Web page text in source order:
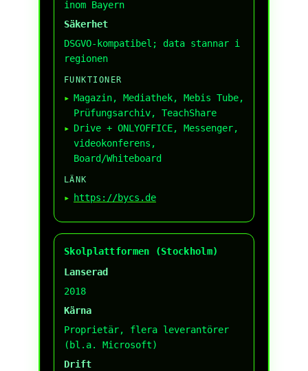
inom Bayern
Säkerhet
DSGVO-kompatibel; data stannar i
regionen
FUNKTIONER
Magazin, Mediathek, Mebis Tube,
Prüfungsarchiv, TeachShare
Drive + ONLYOFFICE, Messenger,
videokonferens,
Board/Whiteboard
LÄNK
https://bycs.de
Skolplattformen (Stockholm)
Lanserad
2018
Kärna
Proprietär, flera leverantörer
(bl.a. Microsoft)
Drift